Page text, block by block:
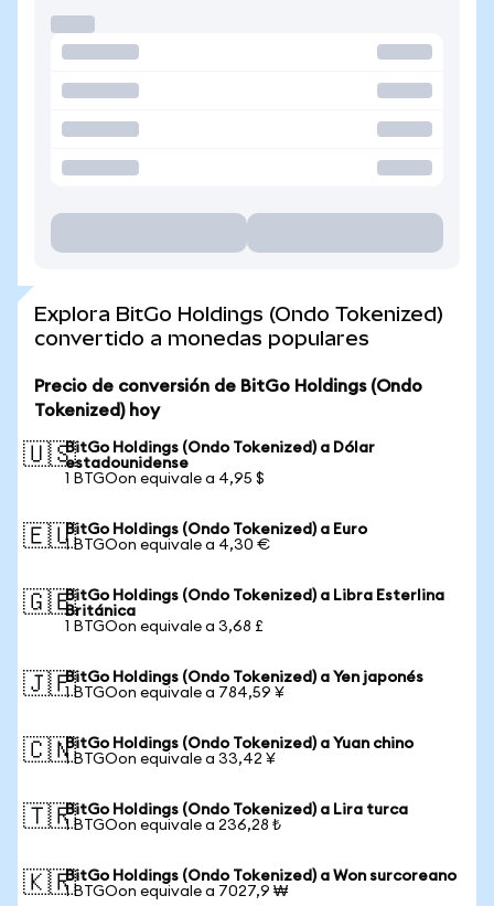
Explora BitGo Holdings (Ondo Tokenized)
convertido a monedas populares
Precio de conversión de BitGo Holdings (Ondo
Tokenized) hoy
🇺🇸BitGo Holdings (Ondo Tokenized) a Dólar
estadounidense
1 BTGOon equivale a 4,95 $
🇪🇺BitGo Holdings (Ondo Tokenized) a Euro
1 BTGOon equivale a 4,30 €
🇬🇧BitGo Holdings (Ondo Tokenized) a Libra Esterlina
Británica
1 BTGOon equivale a 3,68 £
🇯🇵BitGo Holdings (Ondo Tokenized) a Yen japonés
1 BTGOon equivale a 784,59 ¥
🇨🇳BitGo Holdings (Ondo Tokenized) a Yuan chino
1 BTGOon equivale a 33,42 ¥
🇹🇷BitGo Holdings (Ondo Tokenized) a Lira turca
1 BTGOon equivale a 236,28 ₺
🇰🇷BitGo Holdings (Ondo Tokenized) a Won surcoreano
1 BTGOon equivale a 7027,9 ₩